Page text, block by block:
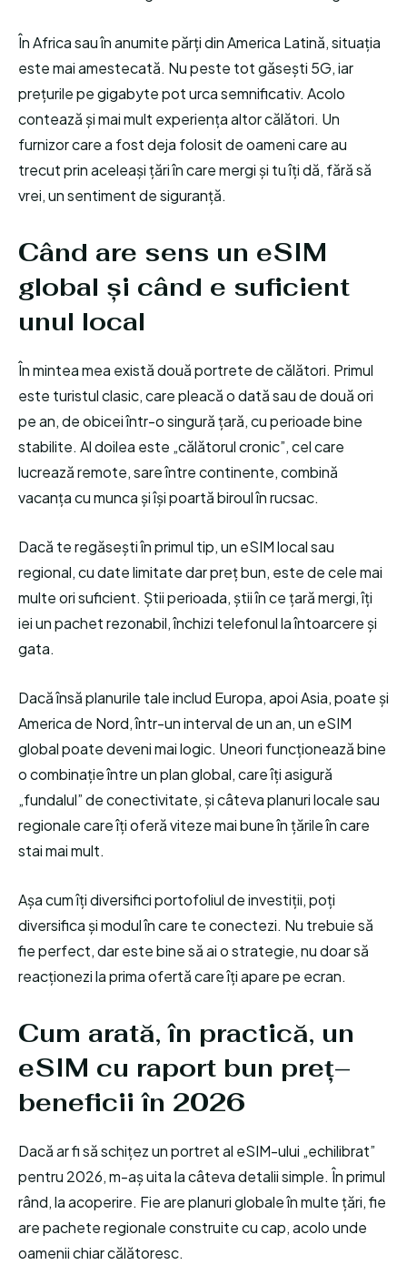
În Africa sau în anumite părți din America Latină, situația
este mai amestecată. Nu peste tot găsești 5G, iar
prețurile pe gigabyte pot urca semnificativ. Acolo
contează și mai mult experiența altor călători. Un
furnizor care a fost deja folosit de oameni care au
trecut prin aceleași țări în care mergi și tu îți dă, fără să
vrei, un sentiment de siguranță.
Când are sens un eSIM
global și când e suficient
unul local
În mintea mea există două portrete de călători. Primul
este turistul clasic, care pleacă o dată sau de două ori
pe an, de obicei într-o singură țară, cu perioade bine
stabilite. Al doilea este „călătorul cronic”, cel care
lucrează remote, sare între continente, combină
vacanța cu munca și își poartă biroul în rucsac.
Dacă te regăsești în primul tip, un eSIM local sau
regional, cu date limitate dar preț bun, este de cele mai
multe ori suficient. Știi perioada, știi în ce țară mergi, îți
iei un pachet rezonabil, închizi telefonul la întoarcere și
gata.
Dacă însă planurile tale includ Europa, apoi Asia, poate și
America de Nord, într-un interval de un an, un eSIM
global poate deveni mai logic. Uneori funcționează bine
o combinație între un plan global, care îți asigură
„fundalul” de conectivitate, și câteva planuri locale sau
regionale care îți oferă viteze mai bune în țările în care
stai mai mult.
Așa cum îți diversifici portofoliul de investiții, poți
diversifica și modul în care te conectezi. Nu trebuie să
fie perfect, dar este bine să ai o strategie, nu doar să
reacționezi la prima ofertă care îți apare pe ecran.
Cum arată, în practică, un
eSIM cu raport bun preț–
beneficii în 2026
Dacă ar fi să schițez un portret al eSIM-ului „echilibrat”
pentru 2026, m-aș uita la câteva detalii simple. În primul
rând, la acoperire. Fie are planuri globale în multe țări, fie
are pachete regionale construite cu cap, acolo unde
oamenii chiar călătoresc.